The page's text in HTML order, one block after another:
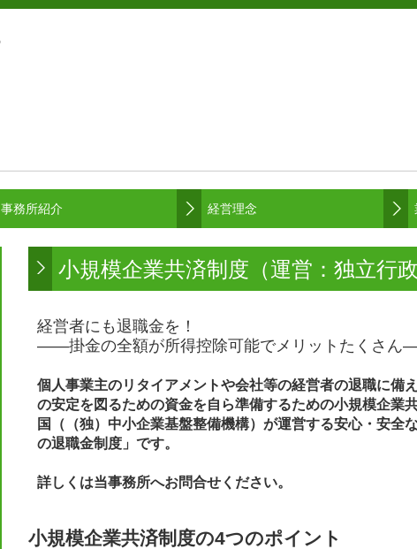
事務所紹介 経営理念
小規模企業共済制度（運営：独立行
経営者にも退職金を！
――掛金の全額が所得控除可能でメリットたくさ
個人事業主のリタイアメントや会社等の経営者の退職に備
の安定を図るための資金を自ら準備するための小規模企業共
国（（独）中小企業基盤整備機構）が運営する安心・安全
の退職金制度」です。
詳しくは当事務所へお問合せください。
小規模企業共済制度の4つのポイント